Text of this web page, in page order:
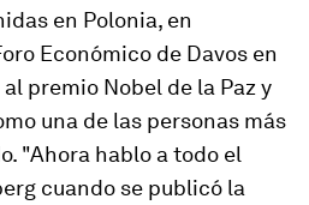
en Polonia, en
Económico de Davos en
premio Nobel de la Paz y
una de las personas más
"Ahora hablo a todo el
cuando se publicó la